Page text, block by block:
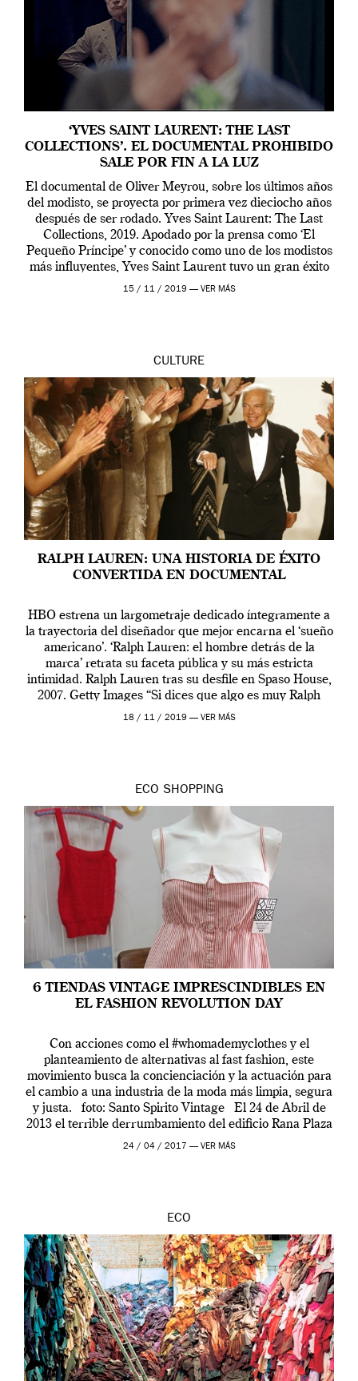
‘YVES SAINT LAURENT: THE LAST
COLLECTIONS’. EL DOCUMENTAL PROHIBIDO
SALE POR FIN A LA LUZ
El documental de Oliver Meyrou, sobre los últimos años
del modisto, se proyecta por primera vez dieciocho años
después de ser rodado. Yves Saint Laurent: The Last
Collections, 2019. Apodado por la prensa como ‘El
Pequeño Príncipe’ y conocido como uno de los modistos
más influyentes, Yves Saint Laurent tuvo un gran éxito
en el […]
15 / 11 / 2019 — VER MÁS
CULTURE
RALPH LAUREN: UNA HISTORIA DE ÉXITO
CONVERTIDA EN DOCUMENTAL
HBO estrena un largometraje dedicado íntegramente a
la trayectoria del diseñador que mejor encarna el ‘sueño
americano’. ‘Ralph Lauren: el hombre detrás de la
marca’ retrata su faceta pública y su más estricta
intimidad. Ralph Lauren tras su desfile en Spaso House,
2007. Getty Images “Si dices que algo es muy Ralph
Lauren, inmediatamente se […]
18 / 11 / 2019 — VER MÁS
ECO SHOPPING
6 TIENDAS VINTAGE IMPRESCINDIBLES EN
EL FASHION REVOLUTION DAY
Con acciones como el #whomademyclothes y el
planteamiento de alternativas al fast fashion, este
movimiento busca la concienciación y la actuación para
el cambio a una industria de la moda más limpia, segura
y justa. foto: Santo Spirito Vintage El 24 de Abril de
2013 el terrible derrumbamiento del edificio Rana Plaza
en […]
24 / 04 / 2017 — VER MÁS
ECO